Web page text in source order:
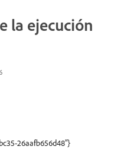
la ejecución
26aafb656d48"}